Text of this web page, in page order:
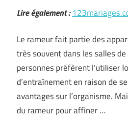
Lire également :
Le rameur fait partie des
très souvent dans les salles
personnes préfèrent l’utiliser
d’entraînement en raison de
avantages sur l’organisme.
du rameur pour affiner …